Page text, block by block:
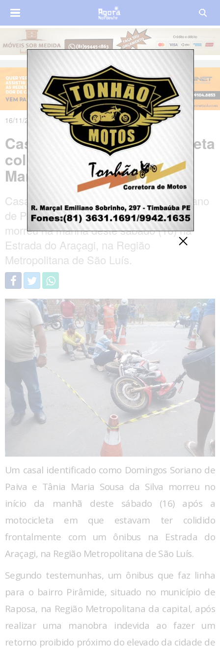
16/11/2019 às 18h26m
Casal morre após motocicleta
colidir com ônibus no
Maranhão
Casal identificado como Domingos Soriano
de Paiva e Tânia Maria Sousa da Silva
morreu na manhã deste sábado (16) na
Estrada do Araçagi, na Região
Metropolitana de São Luís.
Um casal identificado como Domingos Soriano de
Paiva e Tânia Maria Sousa da Silva morreu no
início da manhã deste sábado (16) após a
motocicleta em que estavam ter colidido
frontalmente com um ônibus na Estrada do
Araçagi, na Região Metropolitana de São Luís.
Segundo testemunhas, um ônibus que faz linha
para o bairro Pirâmide, situado no município de
Raposa, na Região Metropolitana da capital, após
realizar uma manobra indevida ao fazer um
retorno proibido próximo do elevado da cidade de